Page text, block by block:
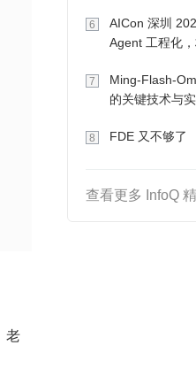
老
6
AICon 深圳
Agent 工程化，
7
Ming-Flash-
的关键技术与
8 FDE 又不够了
查看更多 InfoQ